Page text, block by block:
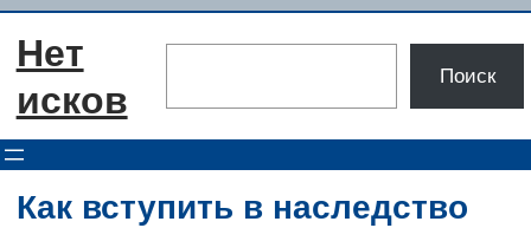
Перейти
Нет
исков
Поиск
Как вступить в наследство